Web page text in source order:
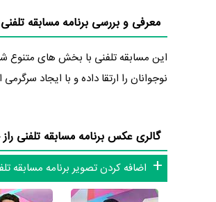
معرفی و بررسی برنامه مسابقه تلفنی
این مسابقه تلفنی با بخش های
نوجوانان را ارتقا داده و با ایجاد
گالری عکس برنامه مسابقه تلفنی
اضافه کردن تصویر برنامه مسابقه